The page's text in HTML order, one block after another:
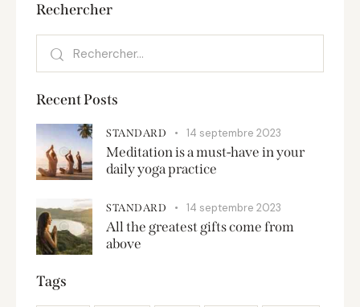
Rechercher
Recent Posts
STANDARD 14 septembre 2023
Meditation is a must-have in your
daily yoga practice
STANDARD 14 septembre 2023
All the greatest gifts come from
above
Tags